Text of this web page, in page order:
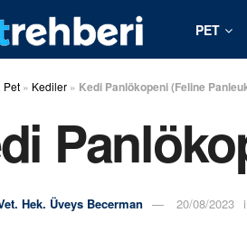
PET
Pet » Kediler » Kedi Panlökopeni (Feline
Hek. Üveys Becerman 20/08/2023